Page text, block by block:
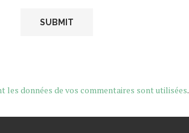
les données de vos commentaires sont utilisées.